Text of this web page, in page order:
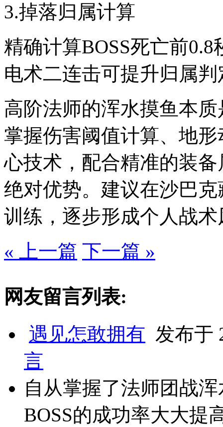
3.掉落归属计算
精确计算BOSS死亡前
电术二连击可提升归属判
高阶法师的浑水摸鱼本
掌握伤害阈值计算、地
心技术，配合精准的装
绝对优势。建议在沙巴
训练，逐步形成个人战术
« 上一篇 下一篇 »
网友留言列表:
遇见怎敢拥有 发布于
言
自从掌握了法师团战
BOSS的成功率大大提